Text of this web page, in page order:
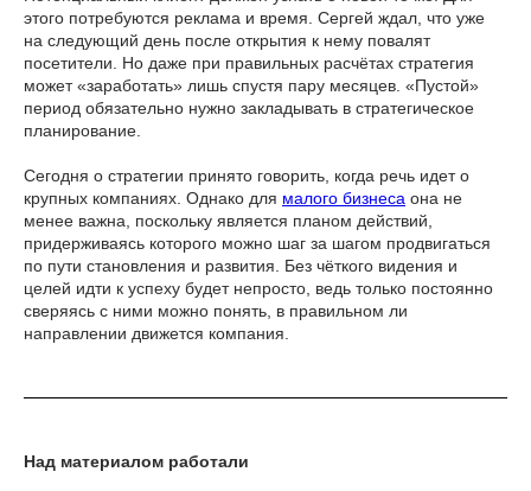
этого потребуются реклама и время. Сергей ждал, что уже
на следующий день после открытия к нему повалят
посетители. Но даже при правильных расчётах стратегия
может «заработать» лишь спустя пару месяцев. «Пустой»
период обязательно нужно закладывать в стратегическое
планирование.
Сегодня о стратегии принято говорить, когда речь идет о
крупных компаниях. Однако для малого бизнеса она не
менее важна, поскольку является планом действий,
придерживаясь которого можно шаг за шагом продвигаться
по пути становления и развития. Без чёткого видения и
целей идти к успеху будет непросто, ведь только постоянно
сверяясь с ними можно понять, в правильном ли
направлении движется компания.
Над материалом работали